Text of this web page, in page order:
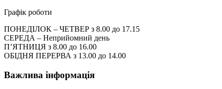
Графік роботи
ПОНЕДІЛОК – ЧЕТВЕР з 8.00 до 17.15
СЕРЕДА – Неприйомний день
П’ЯТНИЦЯ з 8.00 до 16.00
ОБІДНЯ ПЕРЕРВА з 13.00 до 14.00
Важлива інформація